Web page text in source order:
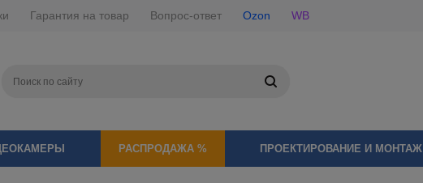
Гарантия на товар Вопрос-ответ Ozon WB
РАСПРОДАЖА % ПРОЕКТИРОВАНИЕ И МОНТАЖ